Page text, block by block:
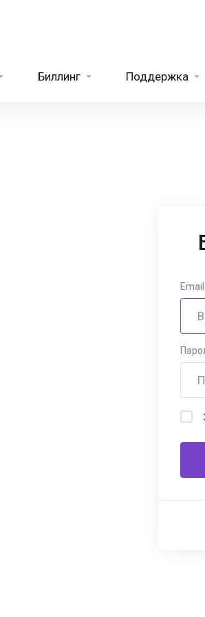
Биллинг Поддержка